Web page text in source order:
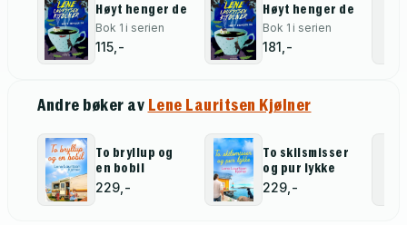
Høyt henger de
Bok 1 i serien
115,-
Høyt henger de
Bok 1 i serien
181,-
Andre bøker av Lene Lauritsen Kjølner
To bryllup og
en bobil
229,-
To skilsmisser
og pur lykke
229,-